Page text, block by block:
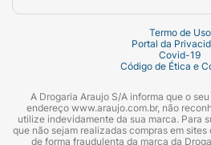
Termo de Uso
Portal da
Covid-19
Código de Ética e
A Drogaria Araujo S/A informa que o
endereço www.araujo.com.br, não
utilize indevidamente da sua marca. Para
que não sejam realizadas compras em
de forma fraudulenta da marca da